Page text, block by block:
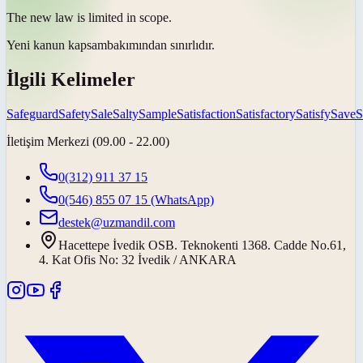
The new law is limited in scope.
Yeni kanun kapsambakımından sınırlıdır.
İlgili Kelimeler
SafeguardSafetySaleSaltySampleSatisfactionSatisfactorySatisfySave
İletişim Merkezi (09.00 - 22.00)
0(312) 911 37 15
0(546) 855 07 15 (WhatsApp)
destek@uzmandil.com
Hacettepe İvedik OSB. Teknokenti 1368. Cadde No.61,
4. Kat Ofis No: 32 İvedik / ANKARA